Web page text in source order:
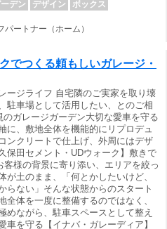
ーデン デザイン
ボックス
ートナー（ホーム）
でつくる頼もしいガレージ・
ージライフ 自宅隣のご実家を取り壊
駐車場として活用したい、とのご相
ガレージガーデン大切な愛車を守る
に、敷地全体を機能的にリプロデュ
ンクリートで仕上げ、外周にはデザ
保田セメント・UDウォーク】敷きで
様の背景に寄り添い、エリアを絞っ
が土のまま、「何とかしたいけど、
らない」そんな状態からのスタート
体を一度に整備するのではなく、
めながら、駐車スペースとして整え
を守る【イナバ・ガレーディア】